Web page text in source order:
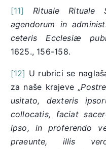
[11]
Rituale Rituale
agendorum in
ceteris Ecclesiæ
1625., 156-158.
[12] U rubrici se
za naše krajeve „
usitato, dexteris
collocatis, faciat
ipso, in proferendo
praeunte, illis